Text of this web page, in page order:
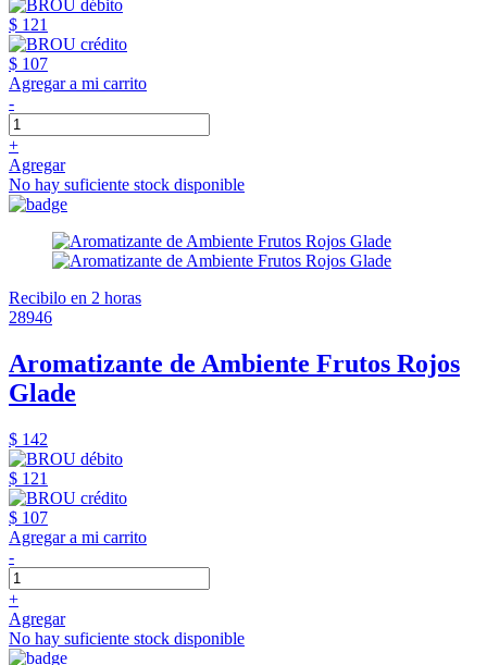
$ 121
$ 107
Agregar a mi carrito
-
+
Agregar
No hay suficiente stock disponible
Recibilo en 2 horas
28946
Aromatizante de Ambiente Frutos Rojos
Glade
$ 142
$ 121
$ 107
Agregar a mi carrito
-
+
Agregar
No hay suficiente stock disponible